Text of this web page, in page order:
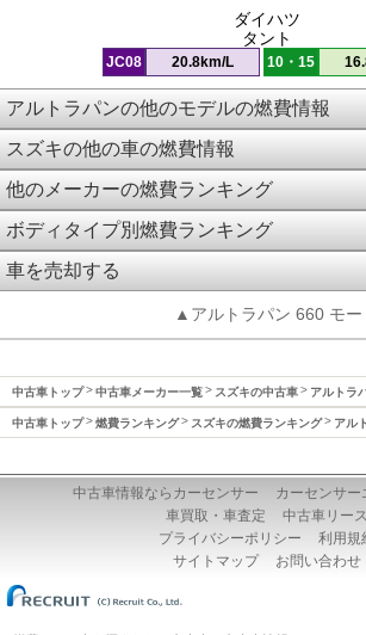
ダイハツ
タント
JC08 20.8km/L 10・15
アルトラパンの他のモデルの燃費情報
スズキの他の車の燃費情報
他のメーカーの燃費ランキング
ボディタイプ別燃費ランキング
車を売却する
▲アルトラパン 660 モ
中古車トップ 中古車メーカー一覧 スズキの中古車 アルトラ
中古車トップ 燃費ランキング スズキの燃費ランキング アル
中古車情報ならカーセンサー
カーセンサ
車買取・車査定
中古車リース
プライバシーポリシー
利用規
サイトマップ
お問い合わせ